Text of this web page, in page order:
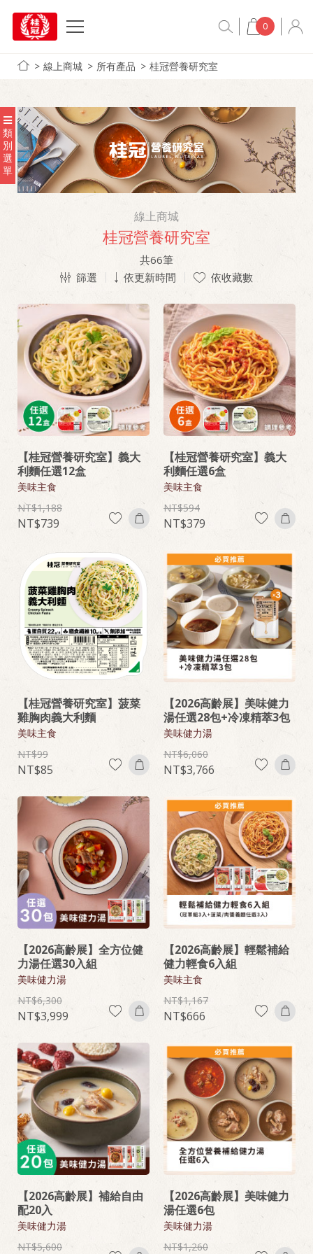
0
線上商城 所有產品 桂冠營養研究室
類
別
選
單
線上商城
桂冠營養研究室
共66筆
篩選
依更新時間 依收藏數
【桂冠營養研究室】義大
利麵任選12盒
美味主食
1,188
739
【桂冠營養研究室】義大
利麵任選6盒
美味主食
594
379
【桂冠營養研究室】菠菜
雞胸肉義大利麵
美味主食
99
85
【2026高齡展】美味健力
湯任選28包+冷凍精萃3包
美味健力湯
6,060
3,766
【2026高齡展】全方位健
力湯任選30入組
美味健力湯
6,300
3,999
【2026高齡展】輕鬆補給
健力輕食6入組
美味主食
1,167
666
【2026高齡展】補給自由
配20入
美味健力湯
5,600
【2026高齡展】美味健力
湯任選6包
美味健力湯
1,260